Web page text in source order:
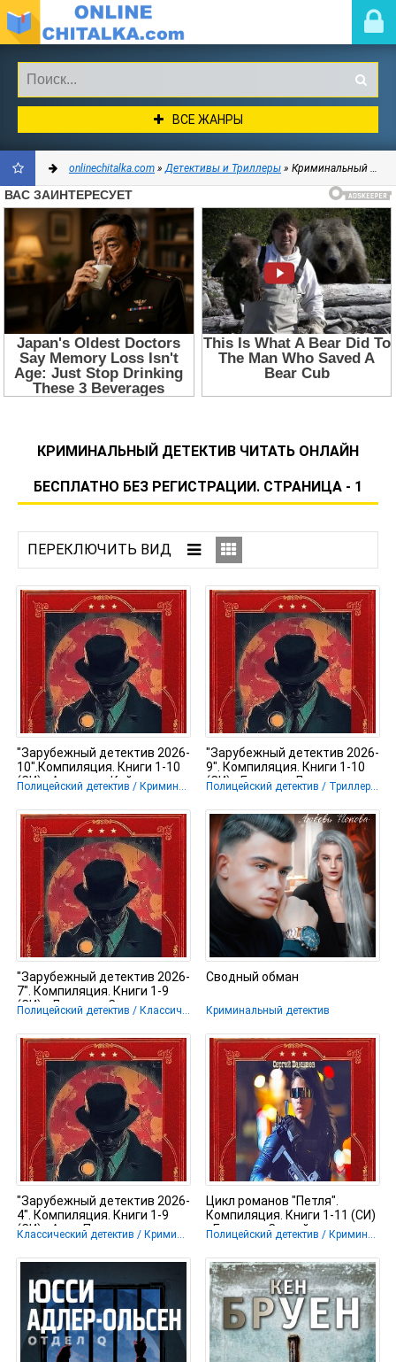
ВСЕ ЖАНРЫ
ДОБАВИТЬ
В
ЗАКЛАДКИ
onlinechitalka.com »Детективы и Триллеры » Криминальный детектив
КРИМИНАЛЬНЫЙ ДЕТЕКТИВ ЧИТАТЬ ОНЛАЙН
БЕСПЛАТНО БЕЗ РЕГИСТРАЦИИ. СТРАНИЦА - 1
"Зарубежный детектив 2026-
10".Компиляция. Книги 1-10
(СИ) - Аткинсон Кейт
Полицейский детектив / Криминальный детектив / Крутой детектив / Триллер
"Зарубежный детектив 2026-
9". Компиляция. Книги 1-10
(СИ) - Бердетт Джон
Полицейский детектив / Триллер / Криминальный детектив / Крутой детектив
"Зарубежный детектив 2026-
7". Компиляция. Книги 1-9
(СИ) - Дациери Сандроне
Полицейский детектив / Классический детектив / Криминальный детектив / Крутой детектив / Триллер
Сводный обман
Криминальный детектив
"Зарубежный детектив 2026-
4". Компиляция. Книги 1-9
(СИ) - Аспе Питер
Классический детектив / Криминальный детектив / Полицейский детектив / Триллер
Цикл романов "Петля".
Компиляция. Книги 1-11 (СИ)
- Бакшеев Сергей
Полицейский детектив / Криминальный детектив / Крутой детектив / Маньяки / Триллер